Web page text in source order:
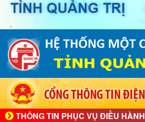
THÔNG TIN PHỤC VỤ ĐIỀU HÀNH